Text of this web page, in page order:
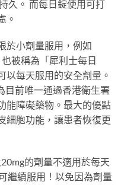
久。 而每日錠使用可打
。
於小劑量服用，例如
被稱為「犀利士每日
以每天服用的安全劑量。
目前唯一通過香港衛生署
能障礙藥物。最大的優點
細胞功能，讓患者恢復更
的劑量不適用於每天
繼續服用！以免因為劑量